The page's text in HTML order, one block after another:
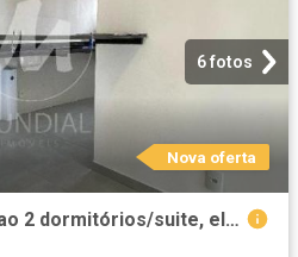
6 fotos
Nova oferta
Apartamento tipo padrao 2 dormitórios/suite, elevador, em condomínio fechado